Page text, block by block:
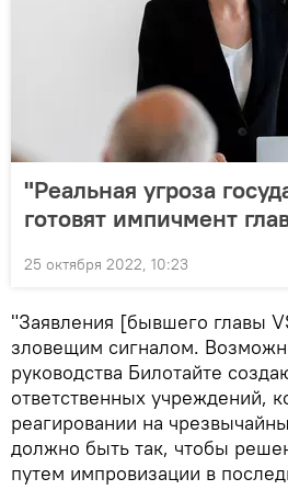
"Реальная угроза
готовят импичмент
25 октября 2022, 10:23
"Заявления [бывшего главы
зловещим сигналом.
руководства Билотайте
ответственных учреждений,
реагировании на
должно быть так, чтобы
путем импровизации в